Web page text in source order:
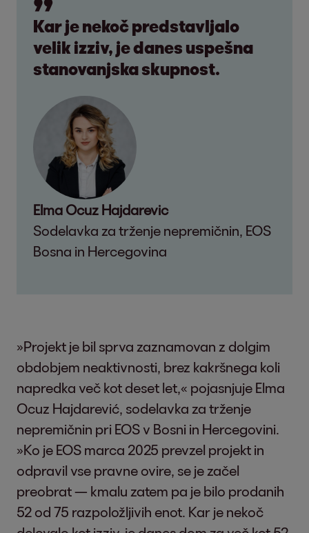
Kar je nekoč predstavljalo
velik izziv, je danes uspešna
stanovanjska skupnost.
Elma Ocuz Hajdarevic
Sodelavka za trženje nepremičnin, EOS
Bosna in Hercegovina
»Projekt je bil sprva zaznamovan z dolgim
obdobjem neaktivnosti, brez kakršnega koli
napredka več kot deset let,« pojasnjuje Elma
Ocuz Hajdarević, sodelavka za trženje
nepremičnin pri EOS v Bosni in Hercegovini.
»Ko je EOS marca 2025 prevzel projekt in
odpravil vse pravne ovire, se je začel
preobrat — kmalu zatem pa je bilo prodanih
52 od 75 razpoložljivih enot. Kar je nekoč